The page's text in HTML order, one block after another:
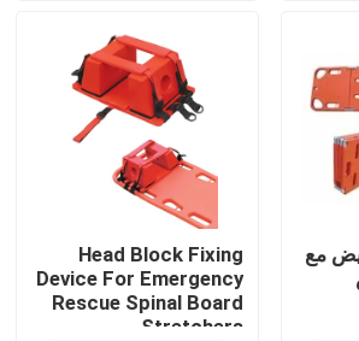
مع
Head Block Fixing
Device For Emergency
Rescue Spinal Board
Stretchers